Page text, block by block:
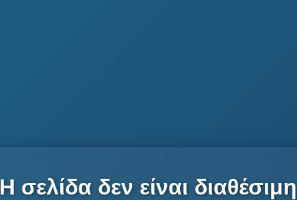
Η σελίδα δεν είναι διαθέσιμη